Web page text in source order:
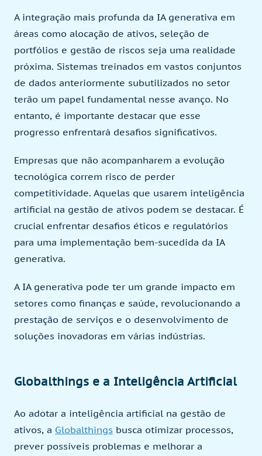
A integração mais profunda da IA generativa em
áreas como alocação de ativos, seleção de
portfólios e gestão de riscos seja uma realidade
próxima. Sistemas treinados em vastos conjuntos
de dados anteriormente subutilizados no setor
terão um papel fundamental nesse avanço. No
entanto, é importante destacar que esse
progresso enfrentará desafios significativos.
Empresas que não acompanharem a evolução
tecnológica correm risco de perder
competitividade. Aquelas que usarem inteligência
artificial na gestão de ativos podem se destacar. É
crucial enfrentar desafios éticos e regulatórios
para uma implementação bem-sucedida da IA
generativa.
A IA generativa pode ter um grande impacto em
setores como finanças e saúde, revolucionando a
prestação de serviços e o desenvolvimento de
soluções inovadoras em várias indústrias.
Globalthings e a Inteligência Artificial
Ao adotar a inteligência artificial na gestão de
ativos, a Globalthings busca otimizar processos,
prever possíveis problemas e melhorar a